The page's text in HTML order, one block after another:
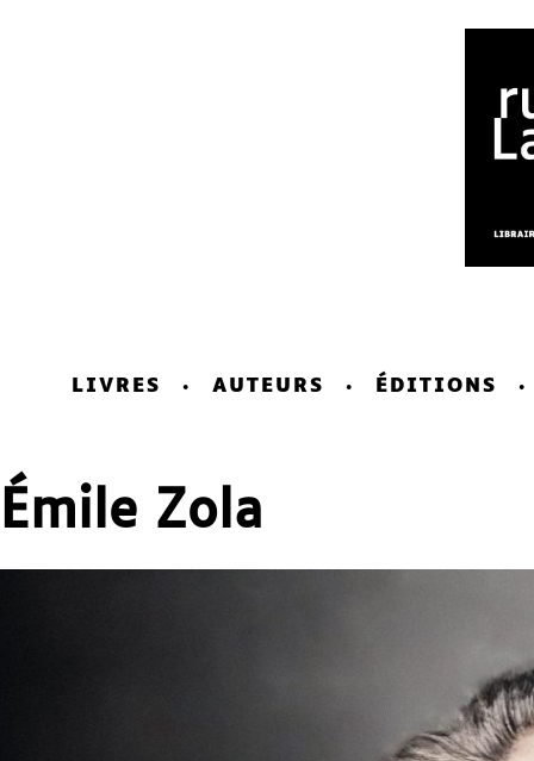
LIVRES AUTEURS ÉDITIONS
Émile Zola